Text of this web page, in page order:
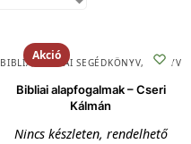
Akció
BIBLIA,BIBLIAI SEGÉDKÖNYV, KÖNYV
Bibliai alapfogalmak – Cseri
Kálmán
Nincs készleten, rendelhető